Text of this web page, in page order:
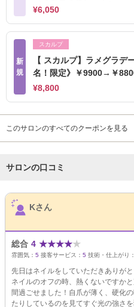
¥6,050
新
規
スカルプ
【 スカルプ】ラメグラデ
名！限定》￥9900→￥
¥8,800
このサロンのすべてのクーポンを見る
サロンの口コミ
サロンPick Up
Kさん
総合 4 ★★★★★
雰囲気： 5 接客サービス： 5 技術・仕上がり：
先日はネイルをしていただきありが
ネイルのオフの時、熱くないですか
間過ごせました！自爪が薄く、硬化
たりしているのを見てすぐ光の強さ